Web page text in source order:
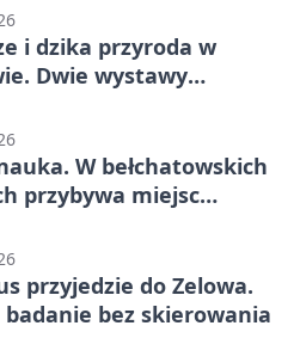
i dzika przyroda w
Dwie wystawy
W bełchatowskich
przybywa miejsc
przyjedzie do Zelowa.
badanie bez skierowania